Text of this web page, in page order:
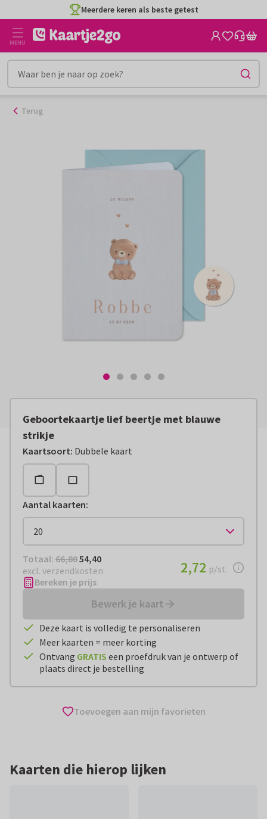
naar
inhoud
Meerdere keren als beste getest
MENU
Terug
Geboortekaartje lief beertje met blauwe
strikje
Kaartsoort: Dubbele kaart
Aantal kaarten:
Totaal: € 54,40
Totaal: 66,8054,40
excl. verzendkosten
€ 2,72per stuk
2,72 p/st.
Bereken je prijs
Bewerk je kaart
Deze kaart is volledig te personaliseren
Meer kaarten = meer korting
Ontvang GRATIS een proefdruk van je ontwerp of
plaats direct je bestelling
Toevoegen aan mijn favorieten
Kaarten die hierop lijken